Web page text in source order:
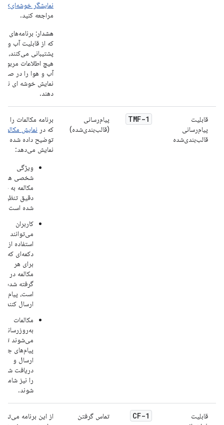
نمایشگر خوشه‌ای»
مراجعه کنید.
هشدار: برنامه‌های
که از قابلیت آب و
پشتیبانی می‌کنند،
هیچ اطلاعات مربوط
آب و هوا را در
نمایش خوشه ای
دهند.
قابلیت
پیام‌رسانی
قالب‌بندی‌شده
TMF-1
پیام‌رسانی
(قالب‌بندی‌شده)
برنامه مکالمات را
که در نمایش مکالمات
توضیح داده شده
نمایش می‌دهد:
ویژگی
شخصی هر
مکالمه به
دقیق تنظیم
شده است.
کاربران
می‌توانند با
استفاده از
دکمه‌ای که
برای هر
مکالمه در
گرفته شده
است، پیام
ارسال کنند.
مکالمات
به‌روزرسانی
می‌شوند تا
پیام‌های
ارسال و
دریافت شده
را نیز شامل
شوند.
قابلیت
CF-1 تماس گرفتن
از این برنامه می‌توان